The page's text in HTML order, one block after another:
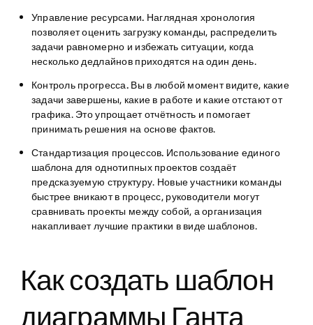
Управление ресурсами. Наглядная хронология
позволяет оценить загрузку команды, распределить
задачи равномерно и избежать ситуации, когда
несколько дедлайнов приходятся на один день.
Контроль прогресса. Вы в любой момент видите, какие
задачи завершены, какие в работе и какие отстают от
графика. Это упрощает отчётность и помогает
принимать решения на основе фактов.
Стандартизация процессов. Использование единого
шаблона для однотипных проектов создаёт
предсказуемую структуру. Новые участники команды
быстрее вникают в процесс, руководители могут
сравнивать проекты между собой, а организация
накапливает лучшие практики в виде шаблонов.
Как создать шаблон
диаграммы Ганта